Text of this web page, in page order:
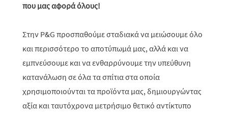
που μας αφορά όλους!
Στην P&G προσπαθούμε σταδιακά να μειώσουμε όλο
και περισσότερο το αποτύπωμά μας, αλλά και να
εμπνεύσουμε και να ενθαρρύνουμε την υπεύθυνη
κατανάλωση σε όλα τα σπίτια στα οποία
χρησιμοποιούνται τα προϊόντα μας, δημιουργώντας
αξία και ταυτόχρονα μετρήσιμο θετικό αντίκτυπο